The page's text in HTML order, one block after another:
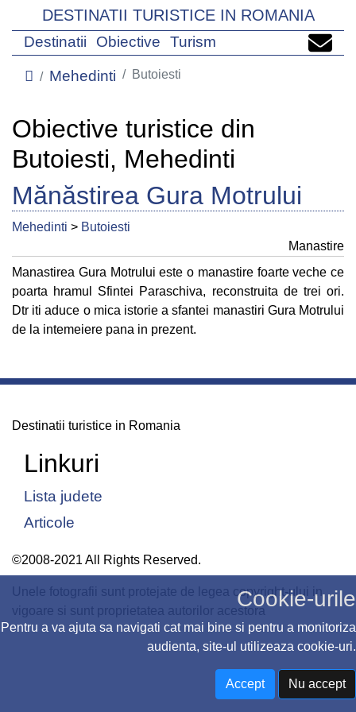
Cookie-urile
Pentru a va ajuta sa navigati cat mai bine si pentru a monitoriza
audienta, site-ul utilizeaza cookie-uri.
Accept Nu accept
DESTINATII TURISTICE IN ROMANIA
Destinatii Obiective Turism
Mehedinti Butoiesti
Obiective turistice din
Butoiesti, Mehedinti
Mănăstirea Gura Motrului
Mehedinti > Butoiesti
Manastire
Manastirea Gura Motrului este o manastire foarte veche ce
poarta hramul Sfintei Paraschiva, reconstruita de trei ori.
Dtr iti aduce o mica istorie a sfantei manastiri Gura Motrului
de la intemeiere pana in prezent.
Destinatii turistice in Romania
Linkuri
Lista judete
Articole
©2008-2021 All Rights Reserved.
Unele fotografii sunt protejate de legea copyright-ului in
vigoare si sunt proprietatea autorilor acestora